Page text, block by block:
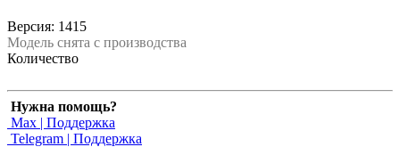
Версия: 1415
Модель снята с производства
Количество
Нужна помощь?
Max | Поддержка
Telegram | Поддержка